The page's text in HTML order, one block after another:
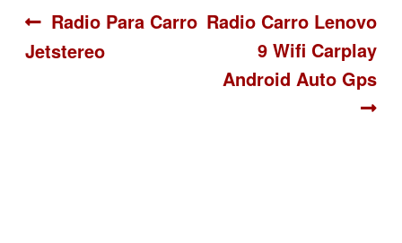
Navegación
de
Anterior:
Radio Para Carro
Jetstereo
Siguiente:
Radio Carro Lenovo
9 Wifi Carplay
Android Auto Gps